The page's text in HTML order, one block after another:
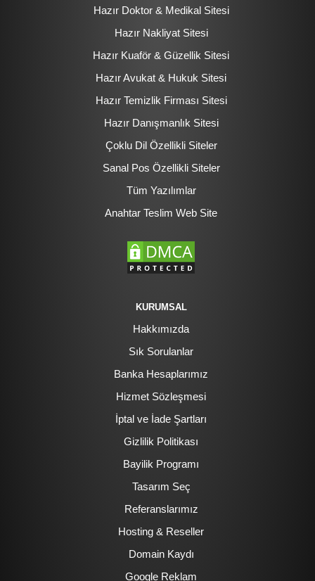
Hazır Doktor & Medikal Sitesi
Hazır Nakliyat Sitesi
Hazır Kuaför & Güzellik Sitesi
Hazır Avukat & Hukuk Sitesi
Hazır Temizlik Firması Sitesi
Hazır Danışmanlık Sitesi
Çoklu Dil Özellikli Siteler
Sanal Pos Özellikli Siteler
Tüm Yazılımlar
Anahtar Teslim Web Site
KURUMSAL
Hakkımızda
Sık Sorulanlar
Banka Hesaplarımız
Hizmet Sözleşmesi
İptal ve İade Şartları
Gizlilik Politikası
Bayilik Programı
Tasarım Seç
Referanslarımız
Hosting & Reseller
Domain Kaydı
Google Reklam